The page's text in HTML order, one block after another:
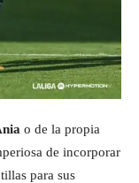
o de la propia
de incorporar
para sus